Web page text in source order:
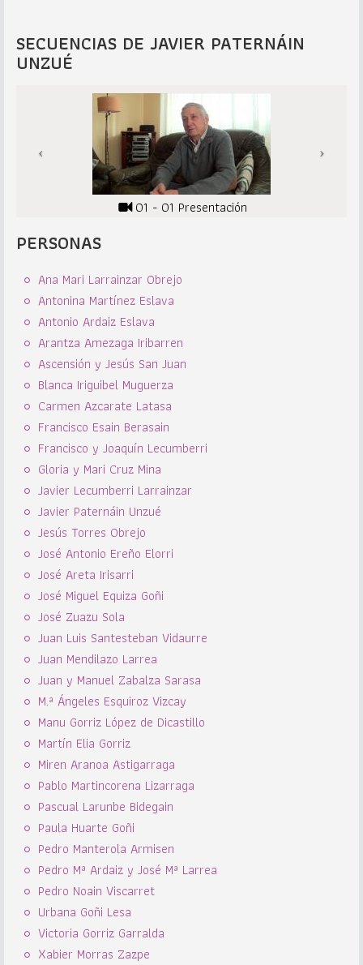
SECUENCIAS DE JAVIER PATERNÁIN
UNZUÉ
01 - 01 Presentación
PERSONAS
Ana Mari Larrainzar Obrejo
Antonina Martínez Eslava
Antonio Ardaiz Eslava
Arantza Amezaga Iribarren
Ascensión y Jesús San Juan
Blanca Iriguibel Muguerza
Carmen Azcarate Latasa
Francisco Esain Berasain
Francisco y Joaquín Lecumberri
Gloria y Mari Cruz Mina
Javier Lecumberri Larrainzar
Javier Paternáin Unzué
Jesús Torres Obrejo
José Antonio Ereño Elorri
José Areta Irisarri
José Miguel Equiza Goñi
José Zuazu Sola
Juan Luis Santesteban Vidaurre
Juan Mendilazo Larrea
Juan y Manuel Zabalza Sarasa
M.ª Ángeles Esquiroz Vizcay
Manu Gorriz López de Dicastillo
Martín Elia Gorriz
Miren Aranoa Astigarraga
Pablo Martincorena Lizarraga
Pascual Larunbe Bidegain
Paula Huarte Goñi
Pedro Manterola Armisen
Pedro Mª Ardaiz y José Mª Larrea
Pedro Noain Viscarret
Urbana Goñi Lesa
Victoria Gorriz Garralda
Xabier Morras Zazpe